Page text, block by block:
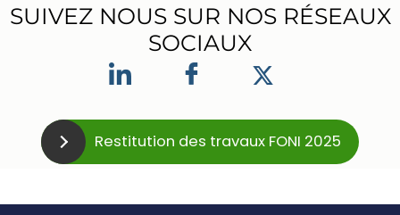
SUIVEZ NOUS SUR NOS RÉSEAUX
SOCIAUX
Restitution des travaux FONI 2025